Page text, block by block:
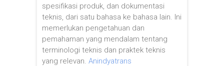
spesifikasi produk, dan dokumentasi
teknis, dari satu bahasa ke bahasa lain. Ini
memerlukan pengetahuan dan
pemahaman yang mendalam tentang
terminologi teknis dan praktek teknis
yang relevan. Anindyatrans